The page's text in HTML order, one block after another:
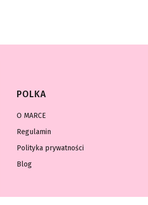
Linki w
POLKA
O MARCE
Regulamin
Polityka prywatności
Blog